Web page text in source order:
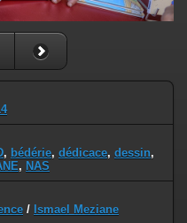
, bédérie, dédicace, dessin,
, NAS
/ Ismael Meziane